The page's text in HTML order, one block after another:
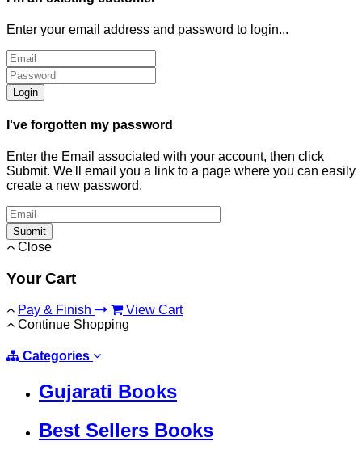
Enter your email address and password to login...
Login
I've forgotten my password
Enter the Email associated with your account, then click
Submit. We'll email you a link to a page where you can easily
create a new password.
Submit
Close
Your Cart
Pay & Finish
View Cart
Continue Shopping
Categories
Gujarati Books
Best Sellers Books